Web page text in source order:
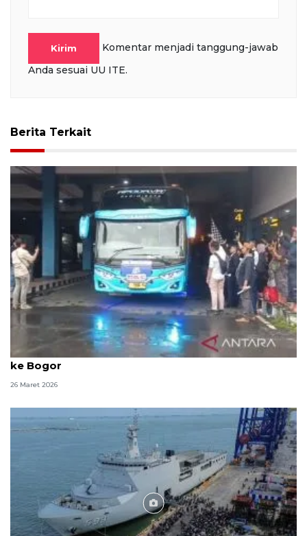
Kirim
Komentar menjadi tanggung-jawab
Anda sesuai UU ITE.
Berita Terkait
Pemkab jemput 900 peserta mudik gratis kembali
ke Bogor
26 Maret 2026